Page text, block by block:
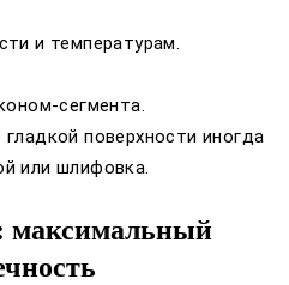
и температурам.
сегмента.
поверхности иногда
или шлифовка.
максимальный